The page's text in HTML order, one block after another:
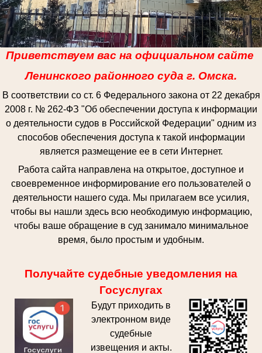
Приветствуем вас на официальном сайте
Ленинского районного суда г. Омска.
В соответствии со ст. 6 Федерального закона от 22 декабря
2008 г. № 262-ФЗ "Об обеспечении доступа к информации
о деятельности судов в Российской Федерации" одним из
способов обеспечения доступа к такой информации
является размещение ее в сети Интернет.
Работа сайта направлена на открытое, доступное и
своевременное информирование его пользователей о
деятельности нашего суда. Мы прилагаем все усилия,
чтобы вы нашли здесь всю необходимую информацию,
чтобы ваше обращение в суд занимало минимальное
время, было простым и удобным.
Получайте судебные уведомления на
Госуслугах
Будут приходить в
электронном виде
судебные
извещения и акты.